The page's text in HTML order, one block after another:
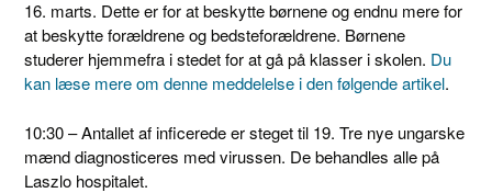
16. marts. Dette er for at beskytte børnene og endnu mere for
at beskytte forældrene og bedsteforældrene. Børnene
studerer hjemmefra i stedet for at gå på klasser i skolen. Du
kan læse mere om denne meddelelse i den følgende artikel.
10:30 – Antallet af inficerede er steget til 19. Tre nye ungarske
mænd diagnosticeres med virussen. De behandles alle på
Laszlo hospitalet.